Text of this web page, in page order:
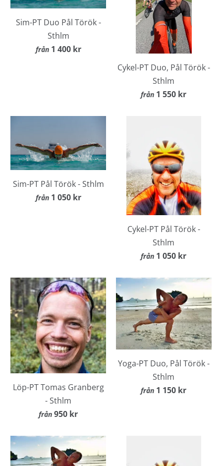
Sim-PT Duo Pål Török -
Sthlm
från 1 400 kr
Cykel-PT Duo, Pål Török -
Sthlm
från 1 550 kr
Sim-PT Pål Török - Sthlm
från 1 050 kr
Cykel-PT Pål Török -
Sthlm
från 1 050 kr
Löp-PT Tomas Granberg
- Sthlm
från 950 kr
Yoga-PT Duo, Pål Török -
Sthlm
från 1 150 kr